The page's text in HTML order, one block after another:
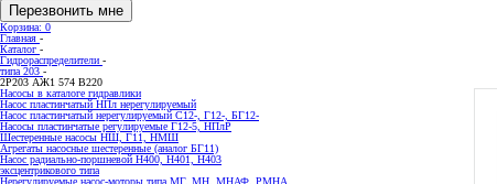
Перезвонить мне
Корзина: 0
Главная -
Каталог -
Гидрораспределители -
типа 203 -
2Р203 АЖ1 574 В220
Насосы в каталоге гидравлики
Насос пластинчатый НПл нерегулируемый
Насос пластинчатый нерегулируемый С12-, Г12-, БГ12-
Насосы пластинчатые регулируемые Г12-5, НПлР
Шестеренные насосы НШ, Г11, НМШ
Агрегаты насосные шестеренные (аналог БГ11)
Насос радиально-поршневой Н400, Н401, Н403
эксцентрикового типа
Нерегулируемые насос-моторы типа МГ, МН, МНАФ, РМНА,